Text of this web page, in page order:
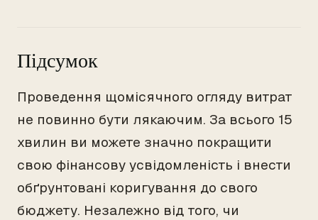
Підсумок
Проведення щомісячного огляду витрат
не повинно бути лякаючим. За всього 15
хвилин ви можете значно покращити
свою фінансову усвідомленість і внести
обґрунтовані коригування до свого
бюджету. Незалежно від того, чи